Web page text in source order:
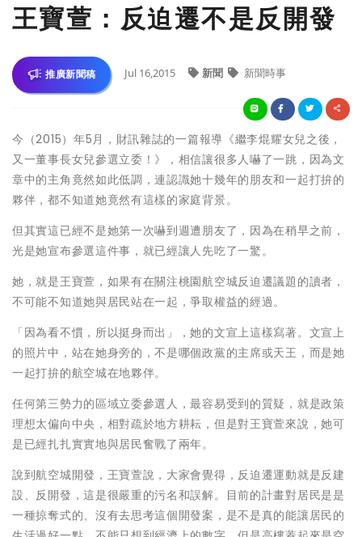
王寶萱：反迫遷不是反開發
推廣新聞稿 Jul 16,2015 新聞 新聞時事
今（2015）年5月，財訊雜誌的一篇報導《繼李焜耀女兒之後，
又一董事長女兒參選立委！》，相信讓很多人嚇了一跳，因為文
章中的主角竟然如此低調，連認識她十幾年的朋友和一起打拚的
夥伴，都不知道她竟然有這樣的家庭背景。
但其實這已經不是她第一次嚇到週遭朋友了，因為在稍早之前，
光是她宣布參選這件事，就已經讓人先吃了一驚。
她，就是王寶萱，如果有在關注桃園航空城反迫遷議題的讀者，
不可能不知道她與居民站在一起，爭取權益的經過。
「因為看不慣，所以挺身而出」，她的文宣上這樣寫著。文宣上
的照片中，站在她身旁的，不是哪個政黨的主席或天王，而是她
一起打拚的航空城在地夥伴。
任何第三勢力的區域立委參選人，最容易受到的質疑，就是政策
理想太偏向中央，相對疏於地方耕耘，但是對王寶萱來說，她可
是已經扎扎實實地與居民奮戰了兩年。
說到航空城開發，王寶萱說，大家會覺得，反迫遷運動就是反建
設、反開發，這是很嚴重的污名和誤解。目前的計畫對居民是是
一種掠奪式的、沒有去思考這個開發案，是不是真的能讓居民的